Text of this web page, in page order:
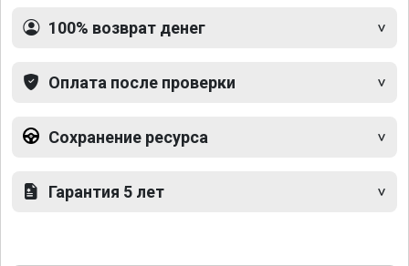
100% возврат денег
Оплата после проверки
Сохранение ресурса
Гарантия 5 лет